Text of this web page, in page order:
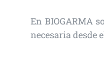
En BIOGARMA
necesaria desde